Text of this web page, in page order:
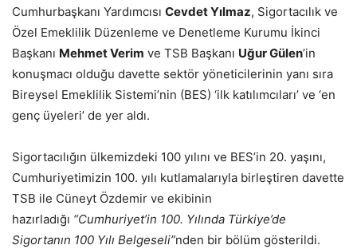
Cumhurbaşkanı Yardımcısı Cevdet Yılmaz, Sigortacılık ve
Özel Emeklilik Düzenleme ve Denetleme Kurumu İkinci
Başkanı Mehmet Verim ve TSB Başkanı Uğur Gülen’in
konuşmacı olduğu davette sektör yöneticilerinin yanı sıra
Bireysel Emeklilik Sistemi’nin (BES) ‘ilk katılımcıları’ ve ‘en
genç üyeleri’ de yer aldı.
Sigortacılığın ülkemizdeki 100 yılını ve BES’in 20. yaşını,
Cumhuriyetimizin 100. yılı kutlamalarıyla birleştiren davette
TSB ile Cüneyt Özdemir ve ekibinin
hazırladığı “Cumhuriyet’in 100. Yılında Türkiye’de
Sigortanın 100 Yılı Belgeseli”nden bir bölüm gösterildi.